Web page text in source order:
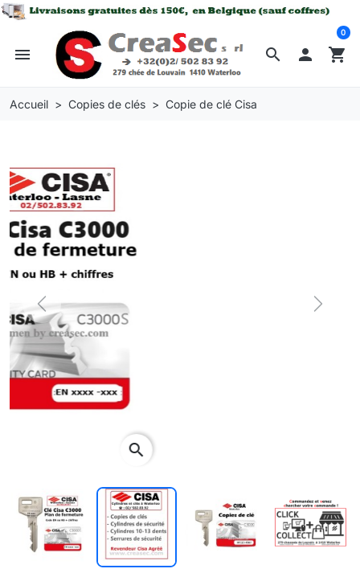
search
menu  shopping_cart
0
Accueil Copies de clés Copie de clé Cisa
Previous Next